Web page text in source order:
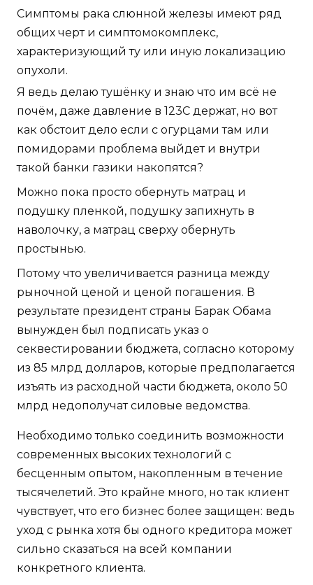
Симптомы рака слюнной железы имеют ряд
общих черт и симптомокомплекс,
характеризующий ту или иную локализацию
опухоли.
Я ведь делаю тушёнку и знаю что им всё не
почём, даже давление в 123С держат, но вот
как обстоит дело если с огурцами там или
помидорами проблема выйдет и внутри
такой банки газики накопятся?
Можно пока просто обернуть матрац и
подушку пленкой, подушку запихнуть в
наволочку, а матрац сверху обернуть
простынью.
Потому что увеличивается разница между
рыночной ценой и ценой погашения. В
результате президент страны Барак Обама
вынужден был подписать указ о
секвестировании бюджета, согласно которому
из 85 млрд долларов, которые предполагается
изъять из расходной части бюджета, около 50
млрд недополучат силовые ведомства.
Необходимо только соединить возможности
современных высоких технологий с
бесценным опытом, накопленным в течение
тысячелетий. Это крайне много, но так клиент
чувствует, что его бизнес более защищен: ведь
уход с рынка хотя бы одного кредитора может
сильно сказаться на всей компании
конкретного клиента.